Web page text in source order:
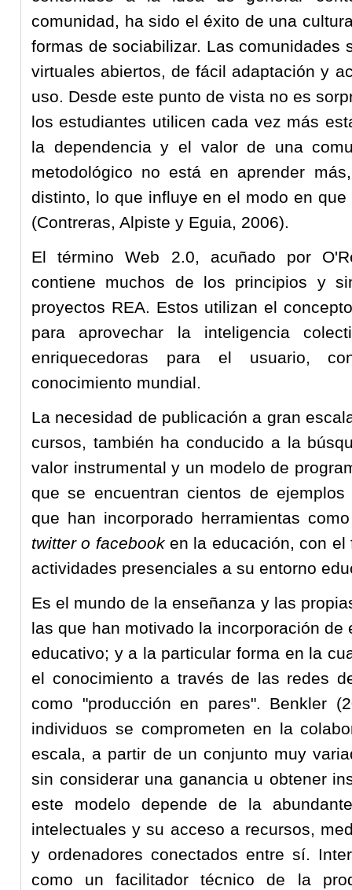
comunidad, ha sido el éxito de una
formas de sociabilizar. Las comunidades
virtuales abiertos, de fácil adaptación y
uso. Desde este punto de vista no es
los estudiantes utilicen cada vez más
la dependencia y el valor de una
metodológico no está en aprender
distinto, lo que influye en el modo en
(Contreras, Alpiste y Eguia, 2006).
El término Web 2.0, acuñado por
contiene muchos de los principios y
proyectos REA. Estos utilizan el
para aprovechar la inteligencia
enriquecedoras para el usuario,
conocimiento mundial.
La necesidad de publicación a gran
cursos, también ha conducido a la
valor instrumental y un modelo de
que se encuentran cientos de ejemplos
que han incorporado herramientas
twitter o facebooken la educación, con
actividades presenciales a su entorno
Es el mundo de la enseñanza y las
las que han motivado la incorporación de
educativo; y a la particular forma en la
el conocimiento a través de las redes
como "producción en pares". Benkler
individuos se comprometen en la
escala, a partir de un conjunto muy
sin considerar una ganancia u obtener
este modelo depende de la
intelectuales y su acceso a recursos,
y ordenadores conectados entre sí.
como un facilitador técnico de la